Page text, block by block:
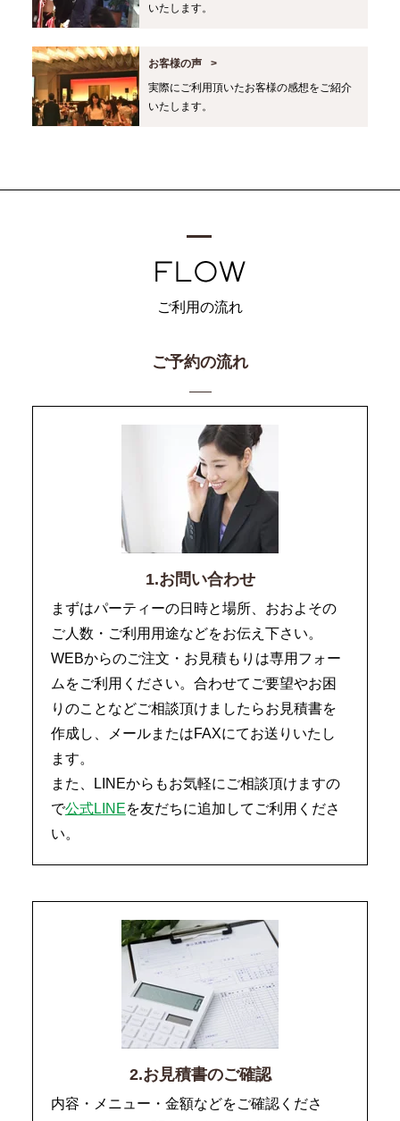
いたします。
お客様の声
実際にご利用頂いたお客様の感想をご紹介
いたします。
ご利用の流れ
ご予約の流れ
1.お問い合わせ
まずはパーティーの日時と場所、おおよその
ご人数・ご利用用途などをお伝え下さい。
WEBからのご注文・お見積もりは専用フォー
ムをご利用ください。合わせてご要望やお困
りのことなどご相談頂けましたらお見積書を
作成し、メールまたはFAXにてお送りいたし
ます。
また、LINEからもお気軽にご相談頂けますの
で公式LINEを友だちに追加してご利用くださ
い。
2.お見積書のご確認
内容・メニュー・金額などをご確認くださ